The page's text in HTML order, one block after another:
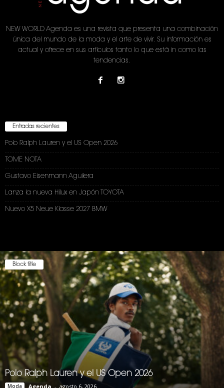
NEW WORLD Agenda es una revista que presenta una combinación
única del mundo de la moda y el arte de vivir. Su información es
actual y ofrece en sus artículos tanto lo que está in como las
tendencias.
Entradas recientes
Polo Ralph Lauren y el US Open 2026
TOME NOTA
Gustavo Eisenmann Aguilera
Lanza la nueva Hilux en Japón TOYOTA
Nuevo X5 Neue Klasse 2027 BMW
Block title
Polo Ralph Lauren y el US Open 2026
Moda Agenda - agosto 6, 2026